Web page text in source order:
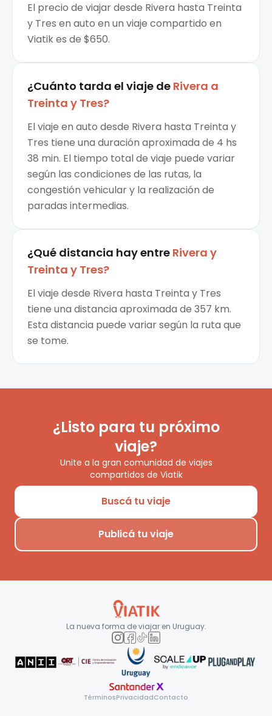
El precio de viajar desde Rivera hasta Treinta
y Tres en auto en un viaje compartido en
Viatik es de $650.
¿Cuánto tarda el viaje de Rivera a
Treinta y Tres?
El viaje en auto desde Rivera hasta Treinta y
Tres tiene una duración aproximada de 4 hs
38 min. El tiempo total de viaje puede variar
según las condiciones de las rutas, la
congestión vehicular y la realización de
paradas intermedias.
¿Qué distancia hay entre Rivera y
Treinta y Tres?
El viaje desde Rivera hasta Treinta y Tres
tiene una distancia aproximada de 357 km.
Esta distancia puede variar según la ruta que
se tome.
¿Listo para tu próximo
viaje?
Unite a la gran comunidad de viajes
compartidos de Viatik
Buscá tu viaje
Publicá tu viaje
La nueva forma de viajar en Uruguay.
TérminosPrivacidadContacto